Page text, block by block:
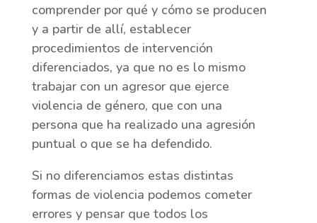
comprender por qué y cómo se producen
y a partir de allí, establecer
procedimientos de intervención
diferenciados, ya que no es lo mismo
trabajar con un agresor que ejerce
violencia de género, que con una
persona que ha realizado una agresión
puntual o que se ha defendido.
Si no diferenciamos estas distintas
formas de violencia podemos cometer
errores y pensar que todos los